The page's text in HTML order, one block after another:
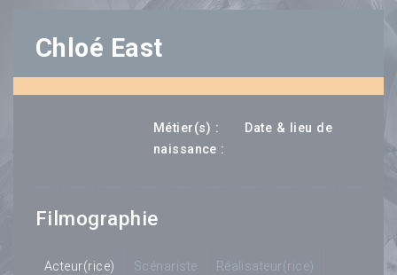
Chloé East
Métier(s) :
Date & lieu de
naissance :
Filmographie
Acteur(rice) Scénariste Réalisateur(rice)